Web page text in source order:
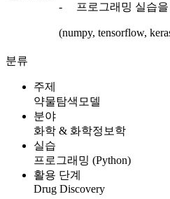
- 프로그래밍 실습을
(numpy, tensorflow,
분류
주제
약물탐색모델
분야
화학 & 화학정보학
실습
프로그래밍 (Python)
활용 단계
Drug Discovery